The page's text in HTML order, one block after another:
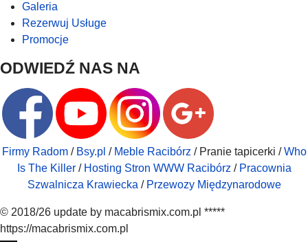
Galeria
Rezerwuj Usługe
Promocje
ODWIEDŹ NAS NA
Firmy Radom/ Bsy.pl / Meble Racibórz / Pranie tapicerki /Who
Is The Killer/ Hosting Stron WWW Racibórz / Pracownia
Szwalnicza Krawiecka / Przewozy Międzynarodowe
© 2018/26 update by macabrismix.com.pl *****
https://macabrismix.com.pl